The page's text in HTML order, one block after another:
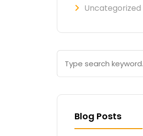
Uncategorized
Blog Posts